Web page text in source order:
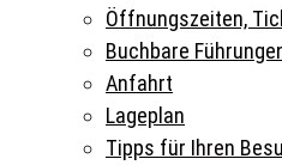
Öffnungszeiten,
Buchbare
Anfahrt
Lageplan
Tipps für Ihren